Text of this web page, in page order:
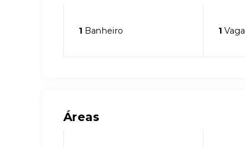
1 Banheiro 1Vaga
Áreas